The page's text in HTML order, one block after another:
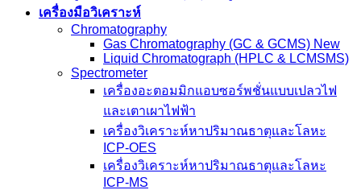
เครื่องมือวิเคราะห์
Chromatography
Gas Chromatography (GC & GCMS) New
Liquid Chromatograph (HPLC & LCMSMS)
Spectrometer
เครื่องอะตอมมิกแอบซอร์พชั่นแบบเปลวไฟ
และเตาเผาไฟฟ้า
เครื่องวิเคราะห์หาปริมาณธาตุและโลหะ
ICP-OES
เครื่องวิเคราะห์หาปริมาณธาตุและโลหะ
ICP-MS